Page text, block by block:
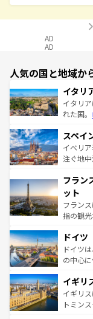
AD
AD
人気の国と地域か
イタリ
イタリ
れた国。
ろん、
景など
ピザや
ませて
なお、
しい。
スペイ
イベリ
注ぐ地
文化が
れる闘
る。首
アート
せる。
ンテン
フラン
ット
フラン
指の観
で、幅
聖堂、
から魅
いる。
香り高
らに、
ドイツ
ドイツ
の中心
顔を持
ルリン
してラ
イギリ
イギリ
トミン